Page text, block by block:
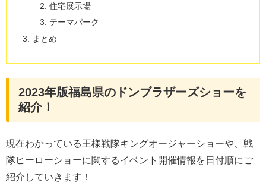
住宅展示場
テーマパーク
まとめ
2023年版福島県のドンブラザーズショーを
紹介！
現在わかっている王様戦隊キングオージャーショーや、戦
隊ヒーローショーに関するイベント開催情報を日付順にご
紹介していきます！